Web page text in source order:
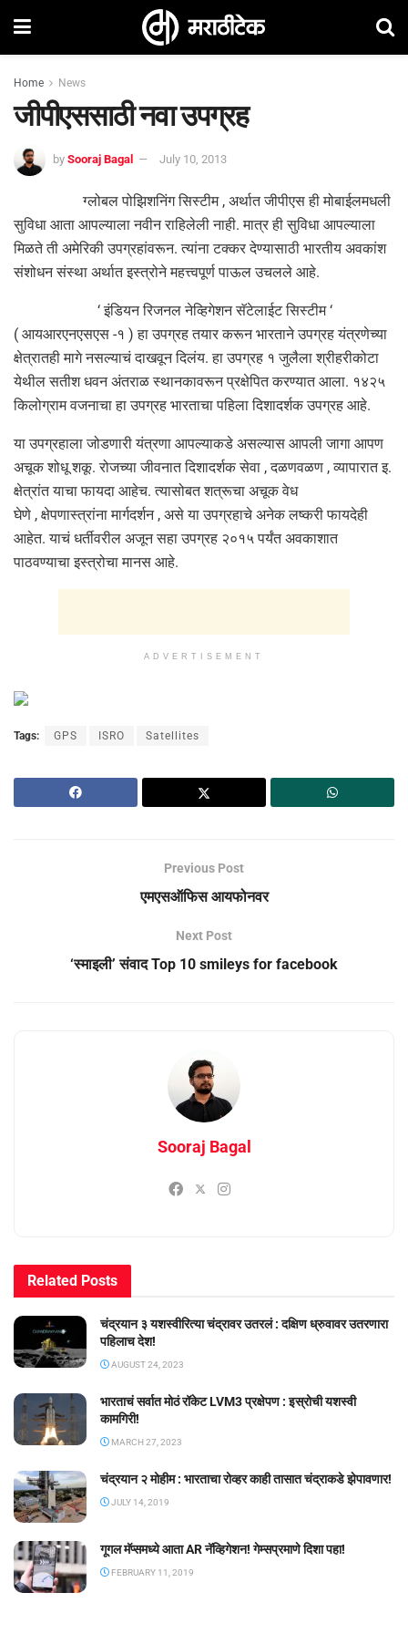
Home News
जीपीएससाठी नवा उपग्रह
by Sooraj Bagal July 10, 2013
ग्लोबल पोझिशनिंग सिस्टीम , अर्थात जीपीएस ही मोबाईलमधली
सुविधा आता आपल्याला नवीन राहिलेली नाही. मात्र ही सुविधा आपल्याला
मिळते ती अमेरिकी उपग्रहांवरून. त्यांना टक्कर देण्यासाठी भारतीय अवकांश
संशोधन संस्था अर्थात इस्त्रोने महत्त्वपूर्ण पाऊल उचलले आहे.
‘ इंडियन रिजनल नेव्हिगेशन सॅटेलाईट सिस्टीम ‘
( आयआरएनएसएस -१ ) हा उपग्रह तयार करून भारताने उपग्रह यंत्रणेच्या
क्षेत्रातही मागे नसल्याचं दाखवून दिलंय. हा उपग्रह १ जुलैला श्रीहरीकोटा
येथील सतीश धवन अंतराळ स्थानकावरून प्रक्षेपित करण्यात आला. १४२५
किलोग्राम वजनाचा हा उपग्रह भारताचा पहिला दिशादर्शक उपग्रह आहे.
या उपग्रहाला जोडणारी यंत्रणा आपल्याकडे असल्यास आपली जागा आपण
अचूक शोधू शकू. रोजच्या जीवनात दिशादर्शक सेवा , दळणवळण , व्यापारात इ.
क्षेत्रांत याचा फायदा आहेच. त्यासोबत शत्रूचा अचूक वेध
घेणे , क्षेपणास्त्रांना मार्गदर्शन , असे या उपग्रहाचे अनेक लष्करी फायदेही
आहेत. याचं धर्तीवरील अजून सहा उपग्रह २०१५ पर्यंत अवकाशात
पाठवण्याचा इस्त्रोचा मानस आहे.
ADVERTISEMENT
Tags: GPS ISRO Satellites
Previous Post
एमएसऑफिस आयफोनवर
Next Post
‘स्माइली’ संवाद Top 10 smileys for facebook
Sooraj Bagal
Related Posts
चंद्रयान ३ यशस्वीरित्या चंद्रावर उतरलं : दक्षिण ध्रुवावर उतरणारा
पहिलाच देश!
AUGUST 24, 2023
भारताचं सर्वात मोठं रॉकेट LVM3 प्रक्षेपण : इस्रोची यशस्वी
कामगिरी!
MARCH 27, 2023
चंद्रयान २ मोहीम : भारताचा रोव्हर काही तासात चंद्राकडे झेपावणार!
JULY 14, 2019
गूगल मॅप्समध्ये आता AR नॅव्हिगेशन! गेम्सप्रमाणे दिशा पहा!
FEBRUARY 11, 2019